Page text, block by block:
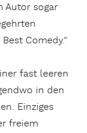
Autor sogar
Comedy.“
fast leeren
in den
Einziges
freiem